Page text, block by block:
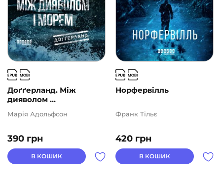
Доґґерланд. Між
дияволом ...
390 грн
Марія Адольфсон
В КОШИК
Норфервілль
420 грн
Франк Тільє
В КОШИК